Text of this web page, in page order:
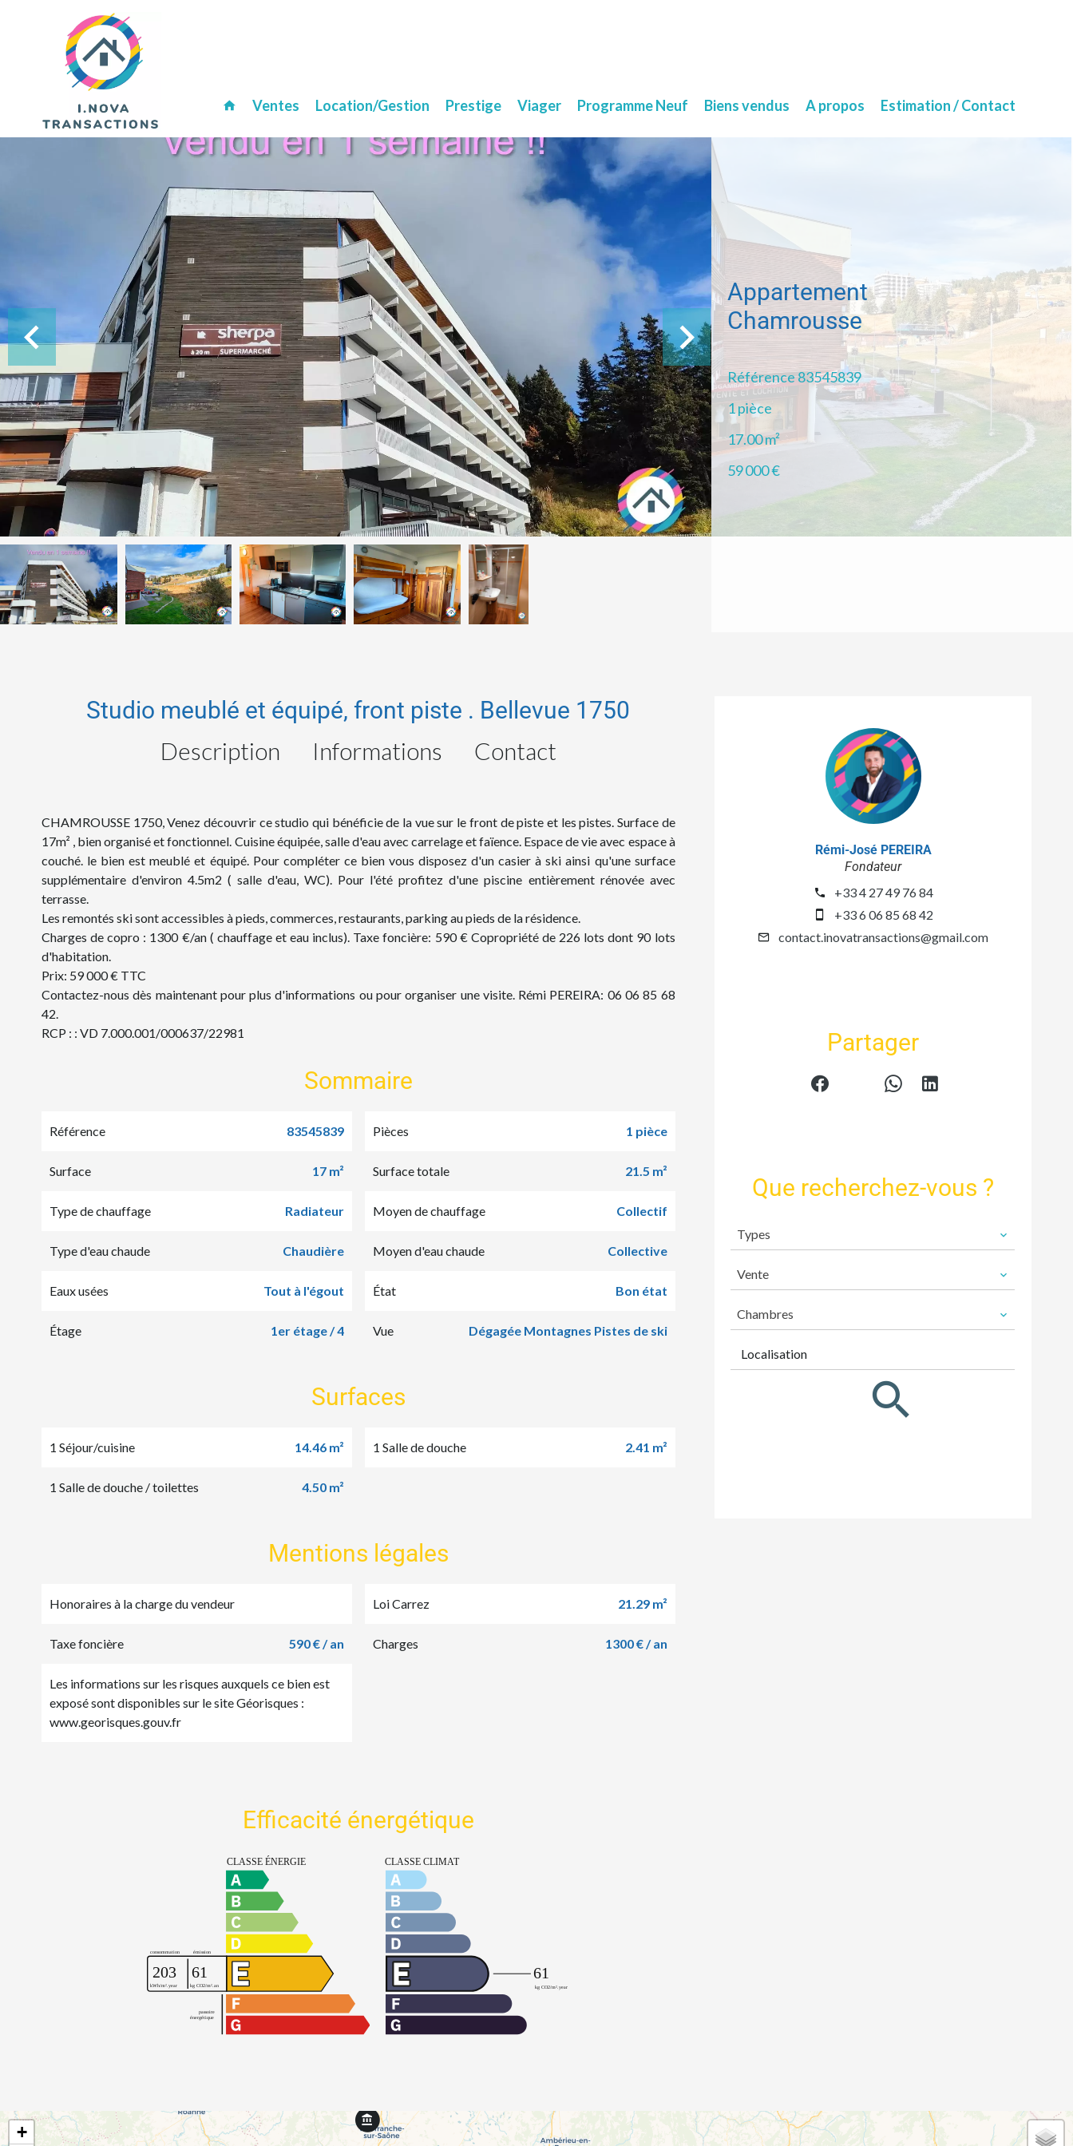
Ventes Location/Gestion Prestige Viager Programme Neuf Biens vendus A propos Estimation / Contact
Appartement
Chamrousse
Référence 83545839
1 pièce
17.00m²
59 000 €
Studio meublé et équipé, front piste . Bellevue 1750
Description Informations Contact
CHAMROUSSE 1750, Venez découvrir ce studio qui bénéficie de la vue sur le front de piste et les pistes. Surface de
17m² , bien organisé et fonctionnel. Cuisine équipée, salle d'eau avec carrelage et faïence. Espace de vie avec espace à
couché. le bien est meublé et équipé. Pour compléter ce bien vous disposez d'un casier à ski ainsi qu'une surface
supplémentaire d'environ 4.5m2 ( salle d'eau, WC). Pour l'été profitez d'une piscine entièrement rénovée avec
terrasse.
Les remontés ski sont accessibles à pieds, commerces, restaurants, parking au pieds de la résidence.
Charges de copro : 1300 €/an ( chauffage et eau inclus). Taxe foncière: 590 € Copropriété de 226 lots dont 90 lots
d'habitation.
Prix: 59 000 € TTC
Contactez-nous dès maintenant pour plus d'informations ou pour organiser une visite. Rémi PEREIRA: 06 06 85 68
42.
RCP : : VD 7.000.001/000637/22981
Sommaire
Référence 83545839 Pièces 1 pièce
Surface 17 m² Surface totale 21.5 m²
Type de chauffage Radiateur Moyen de chauffage Collectif
Type d'eau chaude Chaudière Moyen d'eau chaude Collective
Eaux usées Tout à l'égout État Bon état
Étage 1er étage / 4 Vue Dégagée Montagnes Pistes de ski
Surfaces
1 Séjour/cuisine 14.46 m² 1 Salle de douche 2.41 m²
1 Salle de douche / toilettes 4.50 m²
Mentions légales
Honoraires à la charge du vendeur Loi Carrez 21.29 m²
Taxe foncière 590 € / an Charges 1300 € / an
Les informations sur les risques auxquels ce bien est
exposé sont disponibles sur le site Géorisques :
www.georisques.gouv.fr
Efficacité énergétique
Rémi-José PEREIRA
Fondateur
+33 4 27 49 76 84
+33 6 06 85 68 42
contact.inovatransactions@gmail.com
Partager
Que recherchez-vous ?
Types
Vente
Chambres
Localisation
+